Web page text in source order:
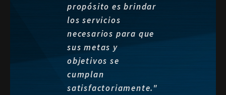
propósito es brindar
los servicios
necesarios para que
sus metas y
objetivos se
cumplan
satisfactoriamente."